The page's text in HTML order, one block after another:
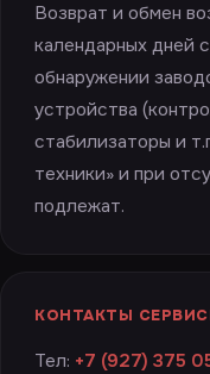
Возврат и обмен
календарных дней
обнаружении
устройства
стабилизаторы и
техники» и при
подлежат.
КОНТАКТЫ
Тел: +7 (927) 375